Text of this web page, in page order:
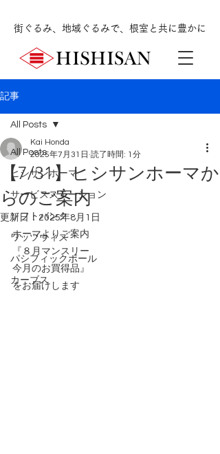
街ぐるみ、地域ぐるみで、根室と共に豊かに
記事
All Posts
ヒシサンホーマ
サービスステーション
ソフトバンク
ワッツウィズ
パシフィックボール
カーブス
All Posts
【7/31】ヒシサンホーマか
らのご案内
Kai Honda
2025年7月31日 読了時間: 1分
更新日： 2025年8月1日
ホーマよりご案内
『８月マンスリー
今月のお買得品』
をお届けします